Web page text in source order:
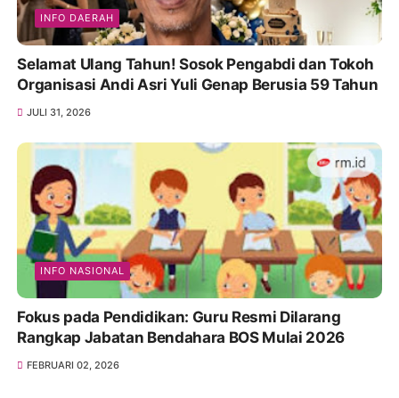
INFO DAERAH
Selamat Ulang Tahun! Sosok Pengabdi dan Tokoh
Organisasi Andi Asri Yuli Genap Berusia 59 Tahun
JULI 31, 2026
INFO NASIONAL
Fokus pada Pendidikan: Guru Resmi Dilarang
Rangkap Jabatan Bendahara BOS Mulai 2026
FEBRUARI 02, 2026